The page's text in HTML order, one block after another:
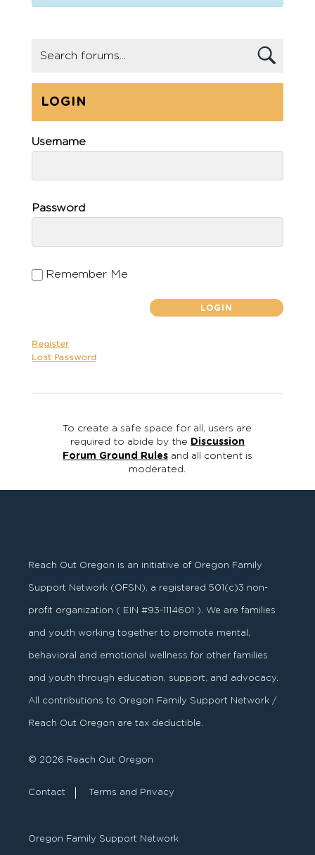
LOGIN
Username
Password
Remember Me
Register
Lost Password
To create a safe space for all, users are
required to abide by the Discussion
Forum Ground Rulesand all content is
moderated.
Reach Out Oregon is an initiative of Oregon Family
Support Network (OFSN), a registered501 (c)3 non-
profit organization ( EIN #93-1114601 ). We are families
and youth working together to promote mental,
behavioral and emotional wellness for other families
and youth through education, support, and advocacy.
All contributions to Oregon Family Support Network /
Reach Out Oregon are tax deductible.
© 2026 Reach Out Oregon
Contact Terms and Privacy
Oregon Family Support Network